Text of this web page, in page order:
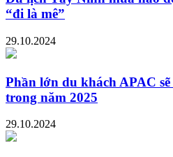
“đi là mê”
29.10.2024
Phần lớn du khách APAC
trong năm 2025
29.10.2024